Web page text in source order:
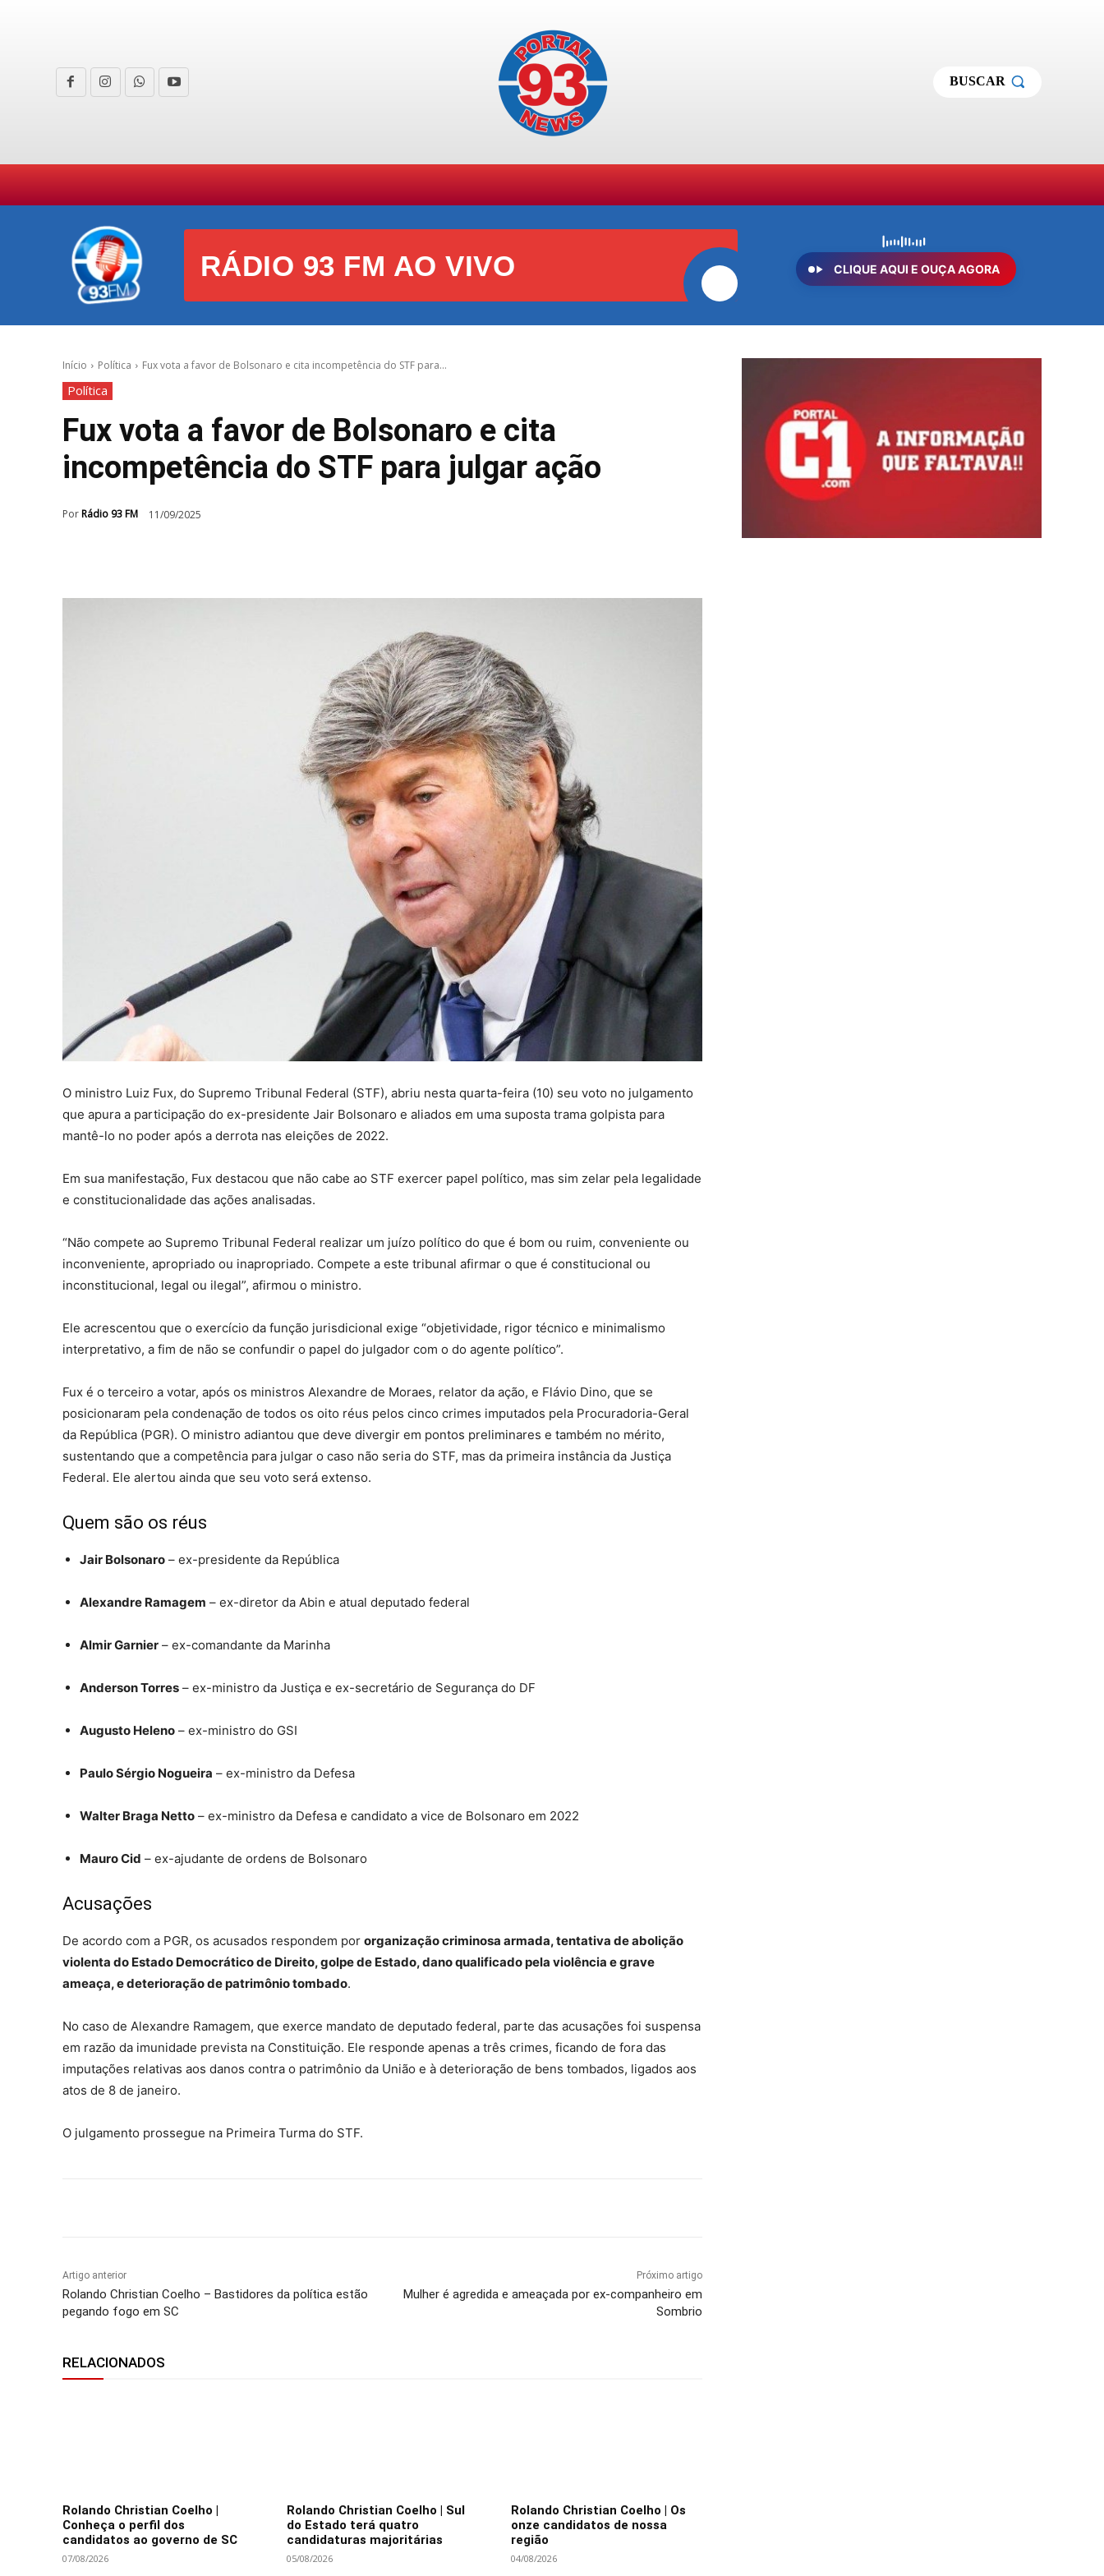
BUSCAR
RÁDIO 93 FM AO VIVO CLIQUE AQUI E OUÇA AGORA
Início Política Fux vota a favor de Bolsonaro e cita incompetência do STF para...
Política
Fux vota a favor de Bolsonaro e cita
incompetência do STF para julgar ação
PorRádio 93 FM 11/09/2025
O ministro Luiz Fux, do Supremo Tribunal Federal (STF), abriu nesta quarta-feira (10) seu voto no julgamento
que apura a participação do ex-presidente Jair Bolsonaro e aliados em uma suposta trama golpista para
mantê-lo no poder após a derrota nas eleições de 2022.
Em sua manifestação, Fux destacou que não cabe ao STF exercer papel político, mas sim zelar pela legalidade
e constitucionalidade das ações analisadas.
“Não compete ao Supremo Tribunal Federal realizar um juízo político do que é bom ou ruim, conveniente ou
inconveniente, apropriado ou inapropriado. Compete a este tribunal afirmar o que é constitucional ou
inconstitucional, legal ou ilegal”, afirmou o ministro.
Ele acrescentou que o exercício da função jurisdicional exige “objetividade, rigor técnico e minimalismo
interpretativo, a fim de não se confundir o papel do julgador com o do agente político”.
Fux é o terceiro a votar, após os ministros Alexandre de Moraes, relator da ação, e Flávio Dino, que se
posicionaram pela condenação de todos os oito réus pelos cinco crimes imputados pela Procuradoria-Geral
da República (PGR). O ministro adiantou que deve divergir em pontos preliminares e também no mérito,
sustentando que a competência para julgar o caso não seria do STF, mas da primeira instância da Justiça
Federal. Ele alertou ainda que seu voto será extenso.
Quem são os réus
Jair Bolsonaro – ex-presidente da República
Alexandre Ramagem – ex-diretor da Abin e atual deputado federal
Almir Garnier – ex-comandante da Marinha
Anderson Torres – ex-ministro da Justiça e ex-secretário de Segurança do DF
Augusto Heleno – ex-ministro do GSI
Paulo Sérgio Nogueira – ex-ministro da Defesa
Walter Braga Netto – ex-ministro da Defesa e candidato a vice de Bolsonaro em 2022
Mauro Cid – ex-ajudante de ordens de Bolsonaro
Acusações
De acordo com a PGR, os acusados respondem por organização criminosa armada, tentativa de abolição
violenta do Estado Democrático de Direito, golpe de Estado, dano qualificado pela violência e grave
ameaça, e deterioração de patrimônio tombado.
No caso de Alexandre Ramagem, que exerce mandato de deputado federal, parte das acusações foi suspensa
em razão da imunidade prevista na Constituição. Ele responde apenas a três crimes, ficando de fora das
imputações relativas aos danos contra o patrimônio da União e à deterioração de bens tombados, ligados aos
atos de 8 de janeiro.
O julgamento prossegue na Primeira Turma do STF.
Artigo anterior
Rolando Christian Coelho – Bastidores da política estão
pegando fogo em SC
Próximo artigo
Mulher é agredida e ameaçada por ex-companheiro em
Sombrio
RELACIONADOS
Rolando Christian Coelho |
Conheça o perfil dos
candidatos ao governo de SC
07/08/2026
Rolando Christian Coelho | Sul
do Estado terá quatro
candidaturas majoritárias
05/08/2026
Rolando Christian Coelho | Os
onze candidatos de nossa
região
04/08/2026